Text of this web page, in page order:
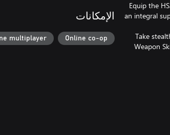
Equip the
an integral
Take
Weapon
الإمكانات
Online co-op
multiplayer